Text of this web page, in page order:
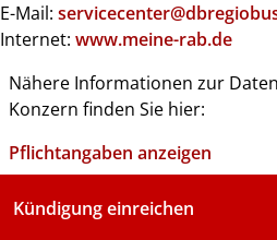
E-Mail:
Internet: www.meine-rab.de
Nähere Informationen zur
Konzern finden Sie hier:
Pflichtangaben anzeigen
Kündigung einreichen